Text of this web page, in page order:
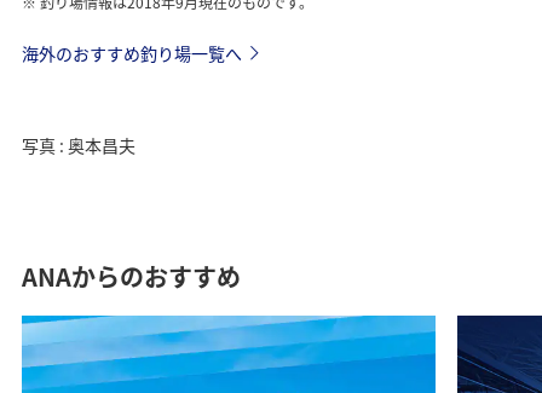
海外のおすすめ釣り場一覧へ
写真 : 奥本昌夫
ANAからのおすすめ